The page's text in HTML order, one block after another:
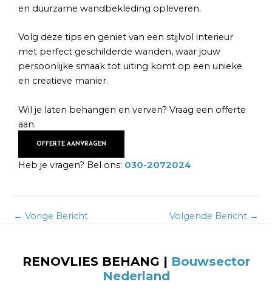
en duurzame wandbekleding opleveren.
Volg deze tips en geniet van een stijlvol interieur
met perfect geschilderde wanden, waar jouw
persoonlijke smaak tot uiting komt op een unieke
en creatieve manier.
Wil je laten behangen en verven? Vraag een offerte
aan.
OFFERTE AANVRAGEN
Heb je vragen? Bel ons: 030-2072024
← Vorige Bericht Volgende Bericht →
RENOVLIES BEHANG | Bouwsector
Nederland